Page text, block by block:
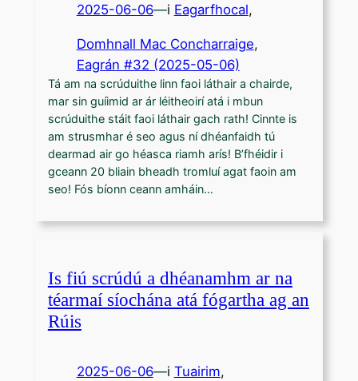
2025-06-06—i Eagarfhocal,
Domhnall Mac Concharraige
Eagrán #32 (2025-05-06)
Tá am na scrúduithe linn faoi láthair a chairde,
mar sin guíimid ar ár léitheoirí atá i mbun
scrúduithe stáit faoi láthair gach rath! Cinnte is
am strusmhar é seo agus ní dhéanfaidh tú
dearmad air go héasca riamh arís! B’fhéidir i
gceann 20 bliain bheadh tromluí agat faoin am
seo! Fós bíonn ceann amháin…
Is fiú scrúdú a dhéanamhm ar na
téarmaí síochána atá fógartha ag an
Rúis
2025-06-06—i Tuairim,